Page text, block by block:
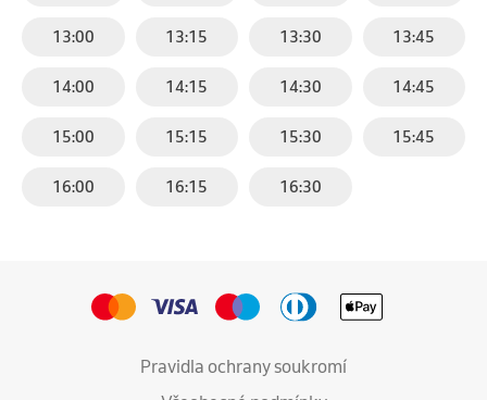
13:00 13:15 13:30 13:45
14:00 14:15 14:30 14:45
15:00 15:15 15:30 15:45
16:00 16:15 16:30
Pravidla ochrany soukromí